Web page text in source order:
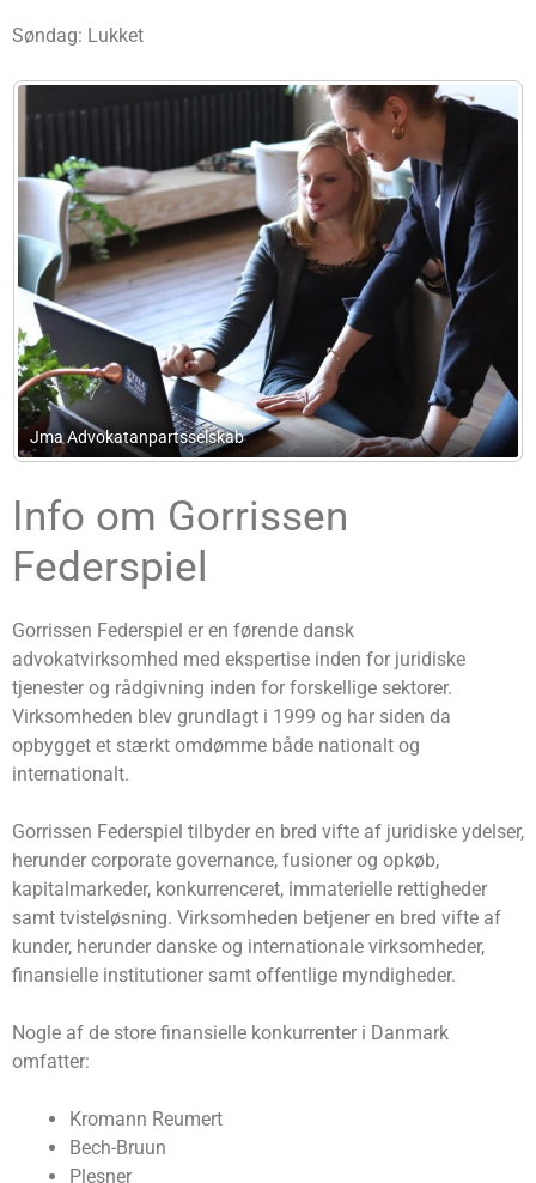
Søndag: Lukket
LLplex
Info om Gorrissen
Federspiel
Gorrissen Federspiel er en førende dansk
advokatvirksomhed med ekspertise inden for juridiske
tjenester og rådgivning inden for forskellige sektorer.
Virksomheden blev grundlagt i 1999 og har siden da
opbygget et stærkt omdømme både nationalt og
internationalt.
Gorrissen Federspiel tilbyder en bred vifte af juridiske ydelser,
herunder corporate governance, fusioner og opkøb,
kapitalmarkeder, konkurrenceret, immaterielle rettigheder
samt tvisteløsning. Virksomheden betjener en bred vifte af
kunder, herunder danske og internationale virksomheder,
finansielle institutioner samt offentlige myndigheder.
Nogle af de store finansielle konkurrenter i Danmark
omfatter:
Kromann Reumert
Bech-Bruun
Plesner